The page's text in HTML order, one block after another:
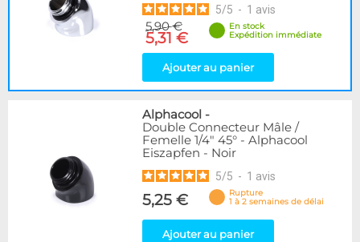
5/5 - 1 avis
5,90 €
5,31 €
En stock
Expédition immédiate
Ajouter au panier
Alphacool -
Double Connecteur Mâle /
Femelle 1/4" 45° - Alphacool
Eiszapfen - Noir
5/5 - 1 avis
5,25 €
Rupture
1 à 2 semaines de délai
Ajouter au panier